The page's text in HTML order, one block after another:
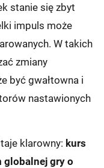
stanie się zbyt
impuls może
W takich
zmiany
być gwałtowna i
nastawionych
klarowny: kurs
globalnej gry o